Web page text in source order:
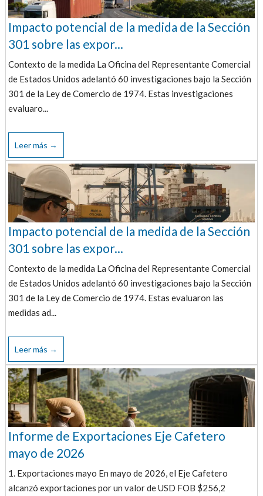
Impacto potencial de la medida de la Sección
301 sobre las expor...
Contexto de la medida La Oficina del Representante Comercial
de Estados Unidos adelantó 60 investigaciones bajo la Sección
301 de la Ley de Comercio de 1974. Estas investigaciones
evaluaro...
Leer más →
Impacto potencial de la medida de la Sección
301 sobre las expor...
Contexto de la medida La Oficina del Representante Comercial
de Estados Unidos adelantó 60 investigaciones bajo la Sección
301 de la Ley de Comercio de 1974. Estas evaluaron las
medidas ad...
Leer más →
Informe de Exportaciones Eje Cafetero
mayo de 2026
1. Exportaciones mayo En mayo de 2026, el Eje Cafetero
alcanzó exportaciones por un valor de USD FOB $256,2